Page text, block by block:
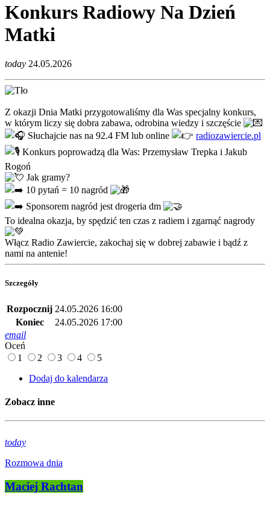
Konkurs Radiowy Na Dzień
Matki
today 24.05.2026
Z okazji Dnia Matki przygotowaliśmy dla Was specjalny konkurs,
w którym liczy się dobra zabawa, odrobina wiedzy i szczęście
Słuchajcie nas na 92.4 FM lub online
radiozawiercie.pl
Konkurs poprowadzą dla Was: Przemysław Trepka i Jakub
Rogoń
Jak gramy?
10 pytań = 10 nagród
Sponsorem nagród jest drogeria dm
To idealna okazja, by spędzić ten czas z radiem i zgarnąć nagrody
Włącz Radio Zawiercie, zakochaj się w dobrej zabawie i bądź z
nami na antenie!
Szczegóły
Rozpocznij 24.05.2026 16:00
Koniec
24.05.2026 17:00
email
Oceń
1
2 3 4
5
Dodaj do kalendarza
Zobacz inne
today
Rozmowa dnia
Maciej Rachtan